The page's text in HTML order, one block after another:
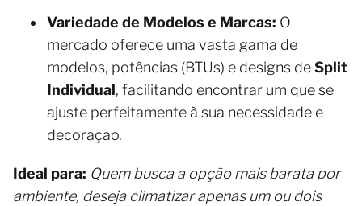
Variedade de Modelos e Marcas: O
mercado oferece uma vasta gama de
modelos, potências (BTUs) e designs deSplit
Individual, facilitando encontrar um que se
ajuste perfeitamente à sua necessidade e
decoração.
Ideal para: Quem busca a opção mais barata por
ambiente, deseja climatizar apenas um ou dois